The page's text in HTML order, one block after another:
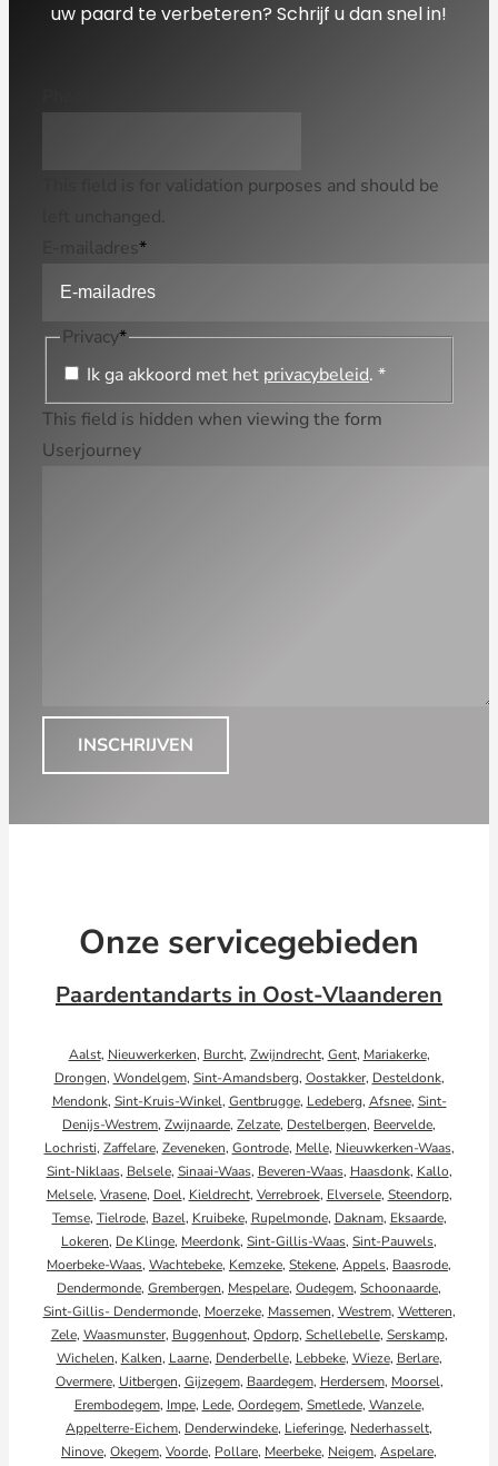
uw paard te verbeteren? Schrijf u dan snel in!
This field is for validation purposes and should be
left unchanged.
E-mailadres*
Privacy*
Ik ga akkoord met het privacybeleid. *
This field is hidden when viewing the form
Userjourney
INSCHRIJVEN
Onze servicegebieden
Paardentandarts in Oost-Vlaanderen
Aalst, Nieuwerkerken, Burcht, Zwijndrecht, Gent, Mariakerke,
Drongen, Wondelgem, Sint-Amandsberg, Oostakker, Desteldonk,
Mendonk, Sint-Kruis-Winkel, Gentbrugge, Ledeberg, Afsnee, Sint-
Denijs-Westrem, Zwijnaarde, Zelzate, Destelbergen, Beervelde,
Lochristi, Zaffelare, Zeveneken, Gontrode, Melle, Nieuwkerken-Waas,
Sint-Niklaas, Belsele, Sinaai-Waas, Beveren-Waas, Haasdonk, Kallo,
Melsele, Vrasene, Doel, Kieldrecht, Verrebroek, Elversele, Steendorp,
Temse, Tielrode, Bazel, Kruibeke, Rupelmonde, Daknam, Eksaarde,
Lokeren, De Klinge, Meerdonk, Sint-Gillis-Waas, Sint-Pauwels,
Moerbeke-Waas, Wachtebeke, Kemzeke, Stekene, Appels, Baasrode,
Dendermonde, Grembergen, Mespelare, Oudegem, Schoonaarde,
Sint-Gillis- Dendermonde, Moerzeke, Massemen, Westrem, Wetteren,
Zele, Waasmunster, Buggenhout, Opdorp, Schellebelle, Serskamp,
Wichelen, Kalken, Laarne, Denderbelle, Lebbeke, Wieze, Berlare,
Overmere, Uitbergen, Gijzegem, Baardegem, Herdersem, Moorsel,
Erembodegem, Impe, Lede, Oordegem, Smetlede, Wanzele,
Appelterre-Eichem, Denderwindeke, Lieferinge, Nederhasselt,
Ninove, Okegem, Voorde, Pollare, Meerbeke, Neigem, Aspelare,